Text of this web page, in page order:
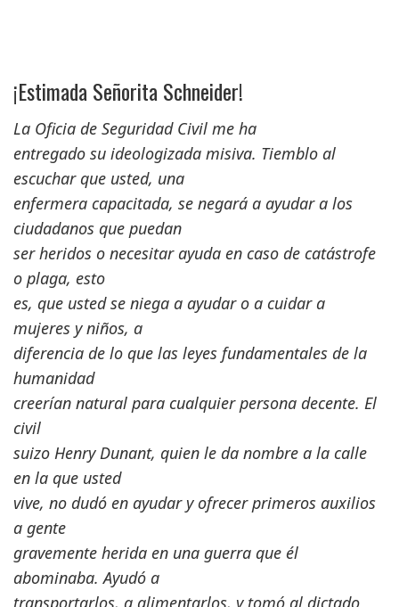
¡Estimada Señorita Schneider!
La Oficia de Seguridad Civil me ha
entregado su ideologizada misiva. Tiemblo al
escuchar que usted, una
enfermera capacitada, se negará a ayudar a los
ciudadanos que puedan
ser heridos o necesitar ayuda en caso de catástrofe
o plaga, esto
es, que usted se niega a ayudar o a cuidar a
mujeres y niños, a
diferencia de lo que las leyes fundamentales de la
humanidad
creerían natural para cualquier persona decente. El
civil
suizo Henry Dunant, quien le da nombre a la calle
en la que usted
vive, no dudó en ayudar y ofrecer primeros auxilios
a gente
gravemente herida en una guerra que él
abominaba. Ayudó a
transportarlos, a alimentarlos, y tomó al dictado